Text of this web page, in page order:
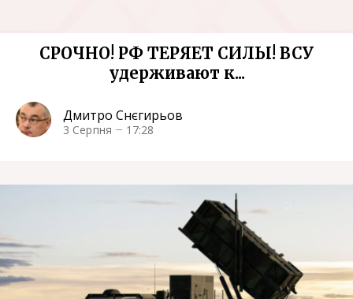
СРОЧНО! РФ ТЕРЯЕТ СИЛЫ! ВСУ
удерживают к...
Дмитро Снєгирьов
3 Серпня 17:28